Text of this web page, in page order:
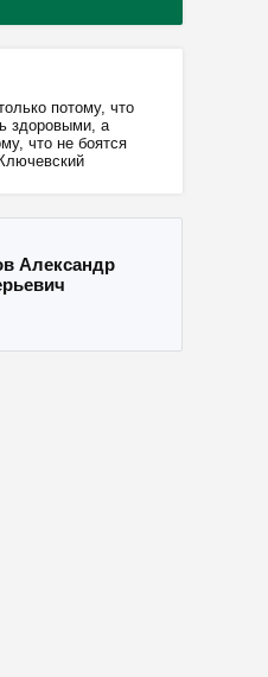
потому, что
здоровыми, а
что не боятся
Александр